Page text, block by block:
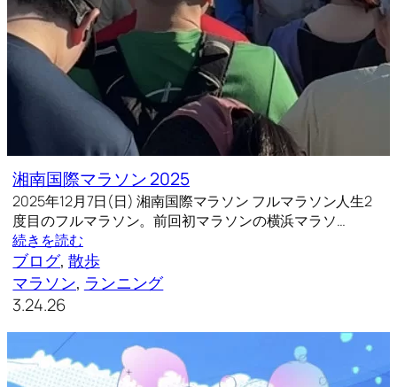
湘南国際マラソン 2025
2025年12月7日(日) 湘南国際マラソン フルマラソン人生2
度目のフルマラソン。前回初マラソンの横浜マラソ…
続きを読む
ブログ, 散歩
マラソン, ランニング
3.24.26